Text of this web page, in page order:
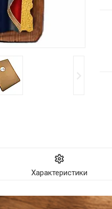
Характеристики